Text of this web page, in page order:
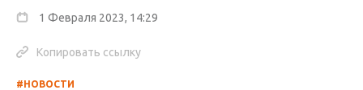
1 Февраля 2023, 14:29
Копировать ссылку
#НОВОСТИ